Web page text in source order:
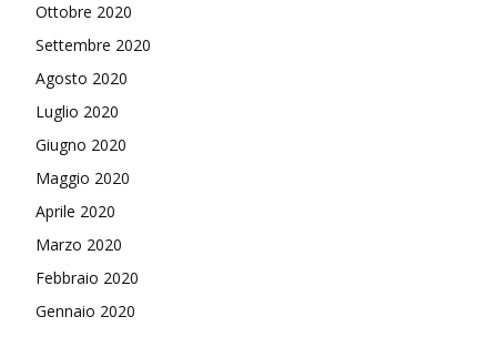
Ottobre 2020
Settembre 2020
Agosto 2020
Luglio 2020
Giugno 2020
Maggio 2020
Aprile 2020
Marzo 2020
Febbraio 2020
Gennaio 2020